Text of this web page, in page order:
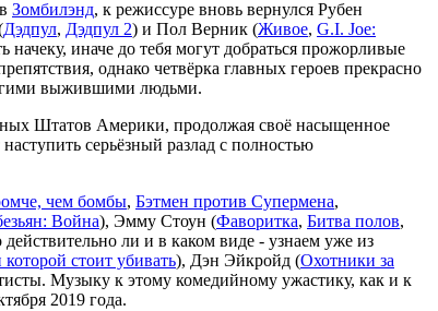
Зомбилэнд, к режиссуре вновь вернулся Рубен
Дэдпул, Дэдпул 2) и Пол Верник (Живое, G.I. Joe:
иначе до тебя могут добраться прожорливые
однако четвёрка главных героев прекрасно
выжившими людьми.
Штатов Америки, продолжая своё насыщенное
серьёзный разлад с полностью
чем бомбы, Бэтмен против Супермена,
Война), Эмму Стоун (Фаворитка, Битва полов,
действительно ли и в каком виде - узнаем уже из
стоит убивать), Дэн Эйкройд (Охотники за
Музыку к этому комедийному ужастику, как и к
2019 года.